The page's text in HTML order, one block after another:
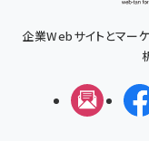
企業Webサイトとマー
メルマ